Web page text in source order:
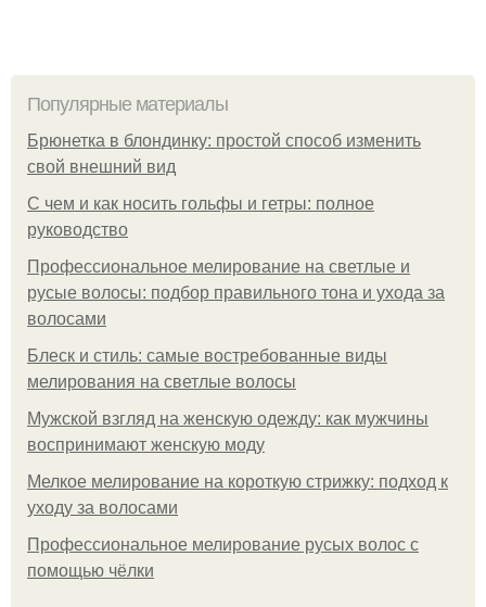
Популярные материалы
Брюнетка в блондинку: простой способ изменить
свой внешний вид
С чем и как носить гольфы и гетры: полное
руководство
Профессиональное мелирование на светлые и
русые волосы: подбор правильного тона и ухода за
волосами
Блеск и стиль: самые востребованные виды
мелирования на светлые волосы
Мужской взгляд на женскую одежду: как мужчины
воспринимают женскую моду
Мелкое мелирование на короткую стрижку: подход к
уходу за волосами
Профессиональное мелирование русых волос с
помощью чёлки